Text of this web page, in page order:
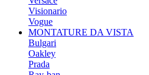
Visionario
Vogue
MONTATURE DA VISTA
Bulgari
Oakley
Prada